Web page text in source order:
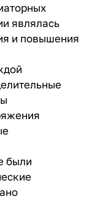
являлась
и повышения
были